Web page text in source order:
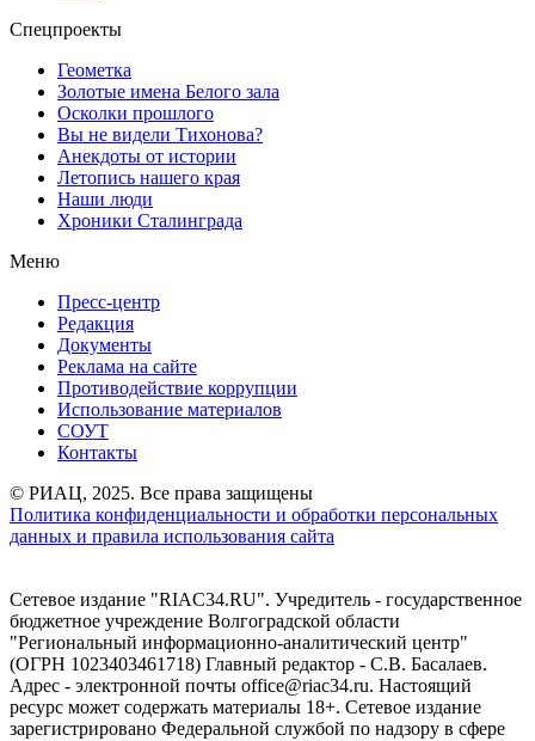
Спецпроекты
Геометка
Золотые имена Белого зала
Осколки прошлого
Вы не видели Тихонова?
Анекдоты от истории
Летопись нашего края
Наши люди
Хроники Сталинграда
Меню
Пресс-центр
Редакция
Документы
Реклама на сайте
Противодействие коррупции
Использование материалов
СОУТ
Контакты
© РИАЦ, 2025. Все права защищены
Политика конфиденциальности и обработки персональных
данных и правила использования сайта
Сетевое издание "RIAC34.RU". Учредитель - государственное
бюджетное учреждение Волгоградской области
"Региональный информационно-аналитический центр"
(ОГРН 1023403461718) Главный редактор - С.В. Басалаев.
Адрес - электронной почты office@riac34.ru. Настоящий
ресурс может содержать материалы 18+. Сетевое издание
зарегистрировано Федеральной службой по надзору в сфере